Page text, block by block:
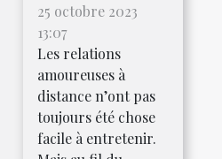
25 octobre 2023
13:07
Les relations
amoureuses à
distance n’ont pas
toujours été chose
facile à entretenir.